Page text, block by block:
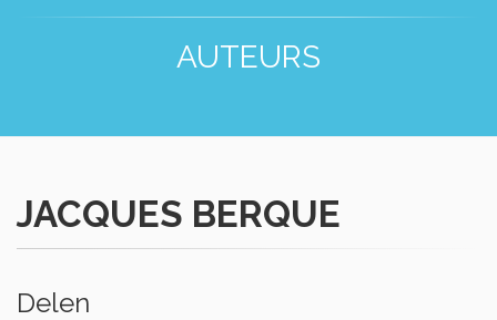
AUTEURS
JACQUES BERQUE
Delen